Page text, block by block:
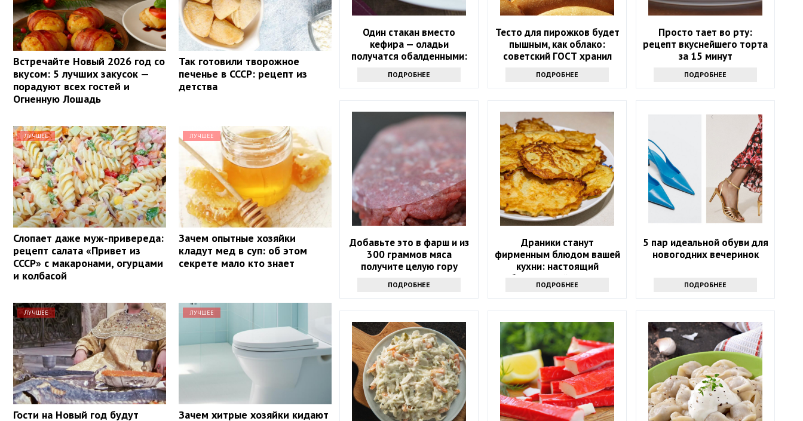
Встречайте Новый 2026 год со
вкусом: 5 лучших закусок —
порадуют всех гостей и
Огненную Лошадь
Так готовили творожное
печенье в СССР: рецепт из
детства
ЛУЧШЕЕ
Слопает даже муж-привереда:
рецепт салата «Привет из
СССР» с макаронами, огурцами
и колбасой
ЛУЧШЕЕ
Зачем опытные хозяйки
кладут мед в суп: об этом
секрете мало кто знает
ЛУЧШЕЕ
Гости на Новый год будут
ЛУЧШЕЕ
Зачем хитрые хозяйки кидают
Один стакан вместо
кефира — оладьи
получатся обалденными:
пробовали
ПОДРОБНЕЕ
Тесто для пирожков будет
пышным, как облако:
советский ГОСТ хранил
ПОДРОБНЕЕ
Просто тает во рту:
рецепт вкуснейшего торта
за 15 минут
ПОДРОБНЕЕ
Добавьте это в фарш и из
300 граммов мяса
получите целую гору
ПОДРОБНЕЕ
Драники станут
фирменным блюдом вашей
кухни: настоящий
белорусский рецепт
ПОДРОБНЕЕ
5 пар идеальной обуви для
новогодних вечеринок
ПОДРОБНЕЕ